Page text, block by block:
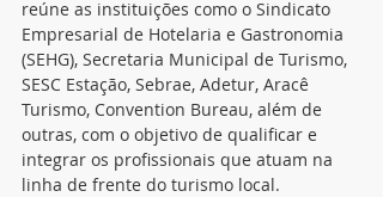
reúne as instituições como o Sindicato
Empresarial de Hotelaria e Gastronomia
(SEHG), Secretaria Municipal de Turismo,
SESC Estação, Sebrae, Adetur, Aracê
Turismo, Convention Bureau, além de
outras, com o objetivo de qualificar e
integrar os profissionais que atuam na
linha de frente do turismo local.